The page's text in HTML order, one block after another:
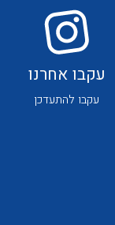
עקבו אחרנו
עקבו להתעדכן